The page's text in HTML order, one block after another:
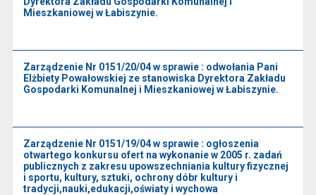
Mieszkaniowej w Łabiszynie.
Zarządzenie Nr 0151/20/04 w sprawie : odwołania Pani
Elżbiety Powałowskiej ze stanowiska Dyrektora Zakładu
Gospodarki Komunalnej i Mieszkaniowej w Łabiszynie.
Zarządzenie Nr 0151/19/04 w sprawie : ogłoszenia
otwartego konkursu ofert na wykonanie w 2005 r. zadań
publicznych z zakresu upowszechniania kultury fizycznej
i sportu, kultury, sztuki, ochrony dóbr kultury i
tradycji,nauki,edukacji,oświaty i wychowa